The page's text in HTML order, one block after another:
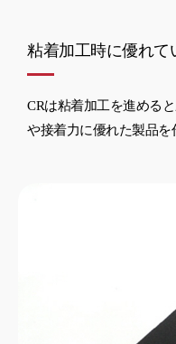
粘着加工時に優れて
CRは粘着加工を進める
や接着力に優れた製品を